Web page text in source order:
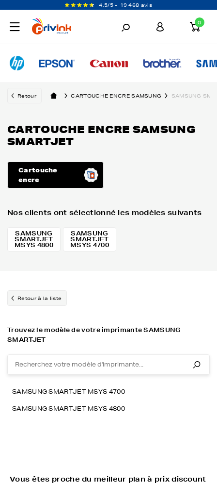
4,5/5 - 19 468 avis
0
Retour CARTOUCHE ENCRE SAMSUNG SAMSUNG
CARTOUCHE ENCRE SAMSUNG
SMARTJET
Cartouche
encre
Nos clients ont sélectionné les modèles suivants
SAMSUNG
SMARTJET
MSYS 4800
SAMSUNG
SMARTJET
MSYS 4700
Retour à la liste
Trouvez le modèle de votre imprimante SAMSUNG
SMARTJET
SAMSUNG SMARTJET MSYS 4700
SAMSUNG SMARTJET MSYS 4800
Vous êtes proche du meilleur plan à prix discount